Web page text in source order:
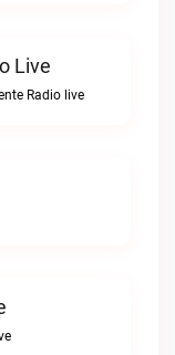
Live
Radio live